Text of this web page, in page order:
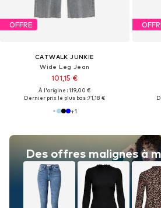
OFFRE
CATWALK JUNKIE
Wide Leg Jean
101,15 €
À l'origine : 119,00 €
Dernier prix le plus bas :71,18 €
+1
Des offres malignes à